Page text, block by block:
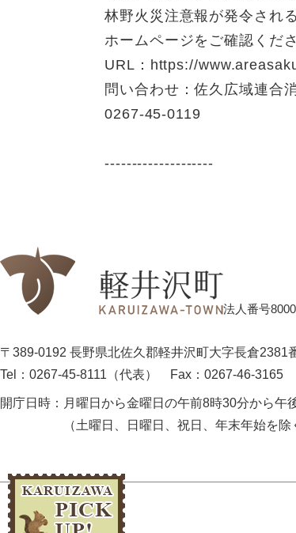
林野火災注意報が発令され
ホームページをご確認くださ
URL：https://
問い合わせ：佐久広域連
0267-45-0119
--------------------
法人番号
〒389-0192 長野県北佐久郡軽井沢町大字長倉2381
Tel：0267-45-8111（代表）
Fax：0267-46-3165
開庁日時： 月曜日から金曜日の午前8時30分から午
（土曜日、日曜日、祝日、年末年始を除